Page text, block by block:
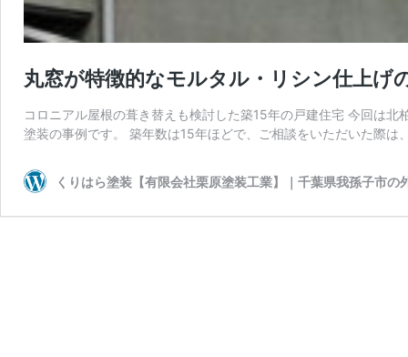
丸窓が特徴的なモルタル・リシン仕上
コロニアル屋根の葺き替えも検討した築15年の戸建住宅 今回は
塗装の事例です。 築年数は15年ほどで、ご相談をいただいた際
くりはら塗装【有限会社栗原塗装工業】｜千葉県我孫子市